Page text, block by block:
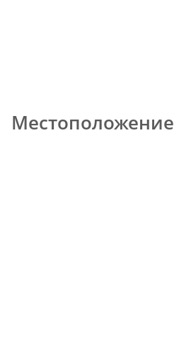
Местоположение